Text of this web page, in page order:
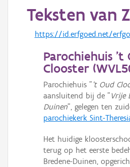
Erfgoedobject
Aanduidingsobject
Gebeurtenis
Persoon of collectief
Teksten van
https://id.erfgoed.net/
Parochiehuis 't
Clooster
Parochiehuis " 't Oud
aansluitend bij de " Vrije
Duinen", gelegen ten
parochiekerk Sint-
Het huidige
terug op het eerste
Bredene-Duinen,